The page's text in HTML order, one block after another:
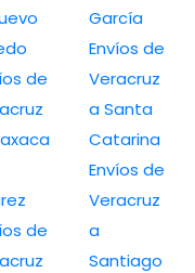
de
de
García
Envíos de
Veracruz
a Santa
Catarina
Envíos de
Veracruz
a
Santiago